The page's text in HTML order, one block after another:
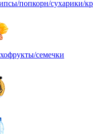
попкорн/сухарики/
семечки